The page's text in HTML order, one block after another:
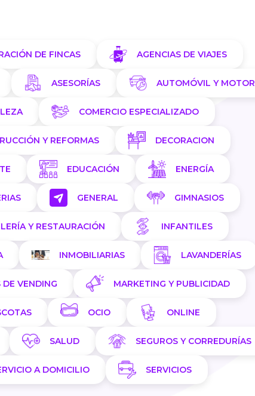
DE FINCAS AGENCIAS DE VIAJES
ASESORÍAS AUTOMÓVIL Y MOTOR
COMERCIO ESPECIALIZADO
Y REFORMAS DECORACION
EDUCACIÓN ENERGÍA
GENERAL GIMNASIOS
Y RESTAURACIÓN INFANTILES
INMOBILIARIAS LAVANDERÍAS
VENDING MARKETING Y PUBLICIDAD
OCIO ONLINE
SALUD SEGUROS Y CORREDURÍAS
A DOMICILIO SERVICIOS